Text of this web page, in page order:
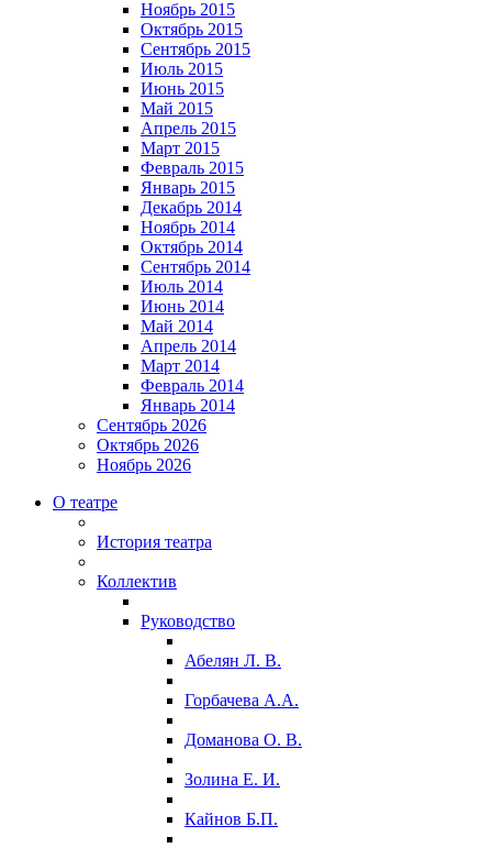
Ноябрь 2015
Октябрь 2015
Сентябрь 2015
Июль 2015
Июнь 2015
Май 2015
Апрель 2015
Март 2015
Февраль 2015
Январь 2015
Декабрь 2014
Ноябрь 2014
Октябрь 2014
Сентябрь 2014
Июль 2014
Июнь 2014
Май 2014
Апрель 2014
Март 2014
Февраль 2014
Январь 2014
Сентябрь 2026
Октябрь 2026
Ноябрь 2026
О театре
История театра
Коллектив
Руководство
Абелян Л. В.
Горбачева А.А.
Доманова О. В.
Золина Е. И.
Кайнов Б.П.